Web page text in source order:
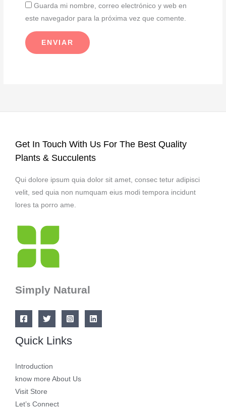
Guarda mi nombre, correo electrónico y web en
este navegador para la próxima vez que comente.
Get In Touch With Us For The Best Quality
Plants & Succulents
Qui dolore ipsum quia dolor sit amet, consec tetur adipisci
velit, sed quia non numquam eius modi tempora incidunt
lores ta porro ame.
Simply Natural
Quick Links
Introduction
know more About Us
Visit Store
Let’s Connect